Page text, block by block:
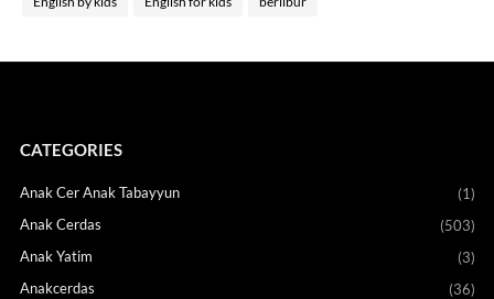
CATEGORIES
Anak Cer Anak Tabayyun
(1)
Anak Cerdas
(503)
Anak Yatim
(3)
Anakcerdas
(36)